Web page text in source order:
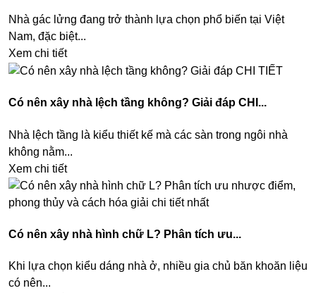
Nhà gác lửng đang trở thành lựa chọn phổ biến tại Việt
Nam, đặc biệt...
Xem chi tiết
Có nên xây nhà lệch tầng không? Giải đáp CHI...
Nhà lệch tầng là kiểu thiết kế mà các sàn trong ngôi nhà
không nằm...
Xem chi tiết
Có nên xây nhà hình chữ L? Phân tích ưu...
Khi lựa chọn kiểu dáng nhà ở, nhiều gia chủ băn khoăn liệu
có nên...